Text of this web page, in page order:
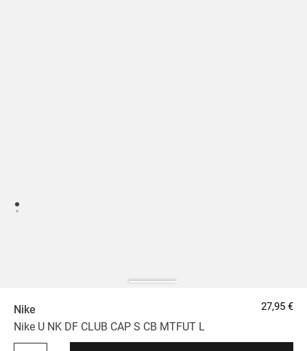
Nike
Nike U NK DF CLUB CAP S CB MTFUT L
27,95 €